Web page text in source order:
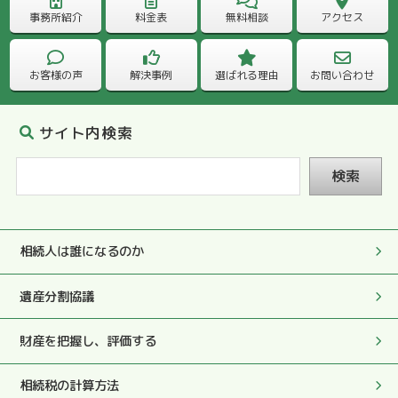
処理や対応もとても早く、相続を終えることができ大変感
謝しています。
2025.05.27
完璧な書類を拝見して、やはり、先生にお願いしてよかっ
たと心から感謝しております。
2025.05.27
初っ端と最後にも税務署への対応もして頂き大変助かりま
2025.05.27
実際のお手続きやこちらの質問や要望にも迅速にていねい
事務所紹介 料金表 無料相談 アクセス
お客様の声 解決事例 選ばれる理由 お問い合わせ
相続人は誰になるのか
遺産分割協議
財産を把握し、評価する
相続税の計算方法
サイト内検索
検索